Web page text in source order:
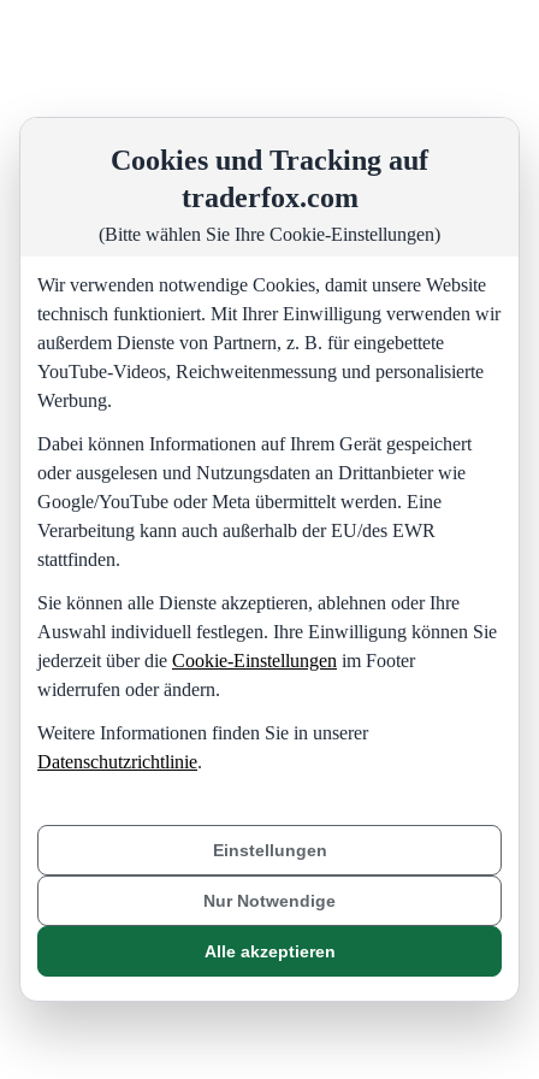
Cookies und Tracking auf
traderfox.com
(Bitte wählen Sie Ihre Cookie-Einstellungen)
Wir verwenden notwendige Cookies, damit unsere Website
technisch funktioniert. Mit Ihrer Einwilligung verwenden wir
außerdem Dienste von Partnern, z. B. für eingebettete
YouTube-Videos, Reichweitenmessung und personalisierte
Werbung.
Dabei können Informationen auf Ihrem Gerät gespeichert
oder ausgelesen und Nutzungsdaten an Drittanbieter wie
Google/YouTube oder Meta übermittelt werden. Eine
Verarbeitung kann auch außerhalb der EU/des EWR
stattfinden.
Sie können alle Dienste akzeptieren, ablehnen oder Ihre
Auswahl individuell festlegen. Ihre Einwilligung können Sie
jederzeit über die Cookie-Einstellungen im Footer
widerrufen oder ändern.
Weitere Informationen finden Sie in unserer
Datenschutzrichtlinie.
Einstellungen
Nur Notwendige
Alle akzeptieren